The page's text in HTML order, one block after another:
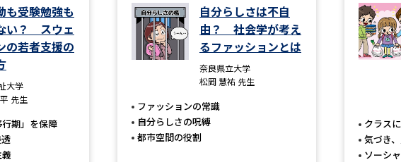
大学で学べる内容や特徴を調べる
新増設大学・学部・学科特集
国際・グローバルに強い大学特集
奨学金・特待生制度特集
新学年スタート号特集ページ（高2生用）
SELFBRAND特集ページ
も受験勉強も
い？ スウェ
の若者支援の
大学
先生
期」を保障
自分らしさは不自
由？ 社会学が考え
るファッションとは
奈良県立大学
松岡 慧祐 先生
ファッションの常識
自分らしさの呪縛
都市空間の役割
クラス
気づき
ソーシ